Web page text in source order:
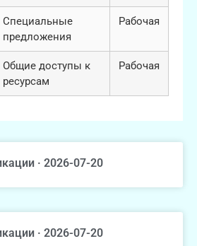
Специальные
предложения
Рабочая
Общие доступы к
ресурсам
Рабочая
· 2026-07-20
· 2026-07-20